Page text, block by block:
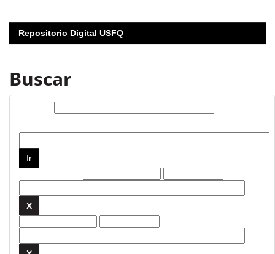
Repositorio Digital USFQ
Buscar